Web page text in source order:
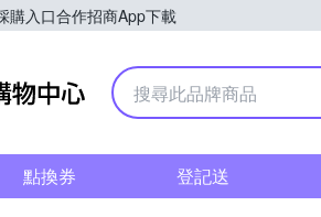
購入口合作招商App下載
Yahoo購物中心
點換券 登記送